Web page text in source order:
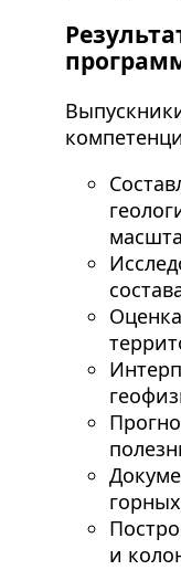
и